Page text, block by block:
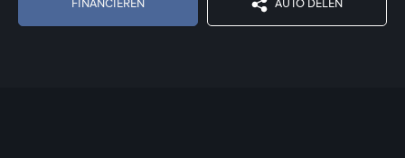
FINANCIEREN AUTO DELEN